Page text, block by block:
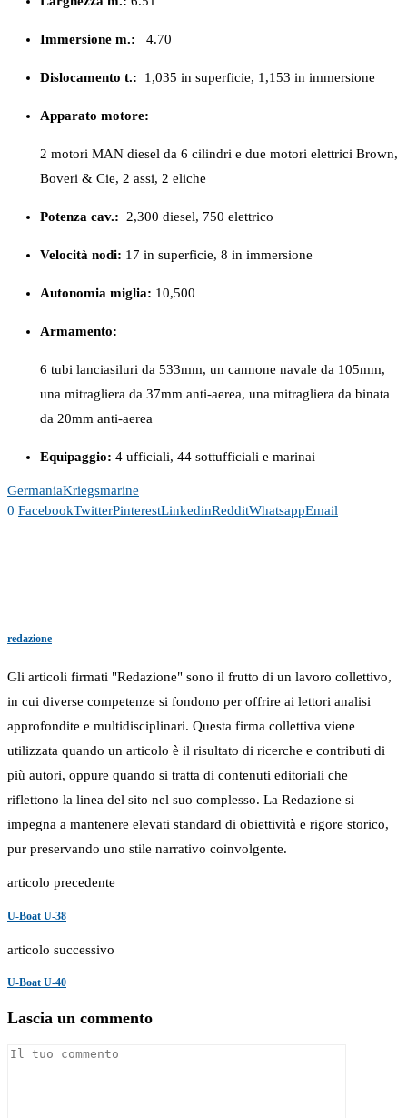
Immersione m.: 4.70
Dislocamento t.: 1,035 in superficie, 1,153 in immersione
Apparato motore:
2 motori MAN diesel da 6 cilindri e due motori elettrici Brown,
Boveri & Cie, 2 assi, 2 eliche
Potenza cav.: 2,300 diesel, 750 elettrico
Velocità nodi: 17 in superficie, 8 in immersione
Autonomia miglia: 10,500
Armamento:
6 tubi lanciasiluri da 533mm, un cannone navale da 105mm,
una mitragliera da 37mm anti-aerea, una mitragliera da binata
da 20mm anti-aerea
Equipaggio: 4 ufficiali, 44 sottufficiali e marinai
GermaniaKriegsmarine
0 FacebookTwitterPinterestLinkedinRedditWhatsappEmail
redazione
Gli articoli firmati "Redazione" sono il frutto di un lavoro collettivo,
in cui diverse competenze si fondono per offrire ai lettori analisi
approfondite e multidisciplinari. Questa firma collettiva viene
utilizzata quando un articolo è il risultato di ricerche e contributi di
più autori, oppure quando si tratta di contenuti editoriali che
riflettono la linea del sito nel suo complesso. La Redazione si
impegna a mantenere elevati standard di obiettività e rigore storico,
pur preservando uno stile narrativo coinvolgente.
articolo precedente
U-Boat U-38
articolo successivo
U-Boat U-40
Lascia un commento